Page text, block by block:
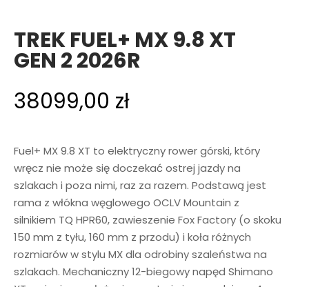
TREK FUEL+ MX 9.8 XT
GEN 2 2026R
38099,00 zł
Fuel+ MX 9.8 XT to elektryczny rower górski, który
wręcz nie może się doczekać ostrej jazdy na
szlakach i poza nimi, raz za razem. Podstawą jest
rama z włókna węglowego OCLV Mountain z
silnikiem TQ HPR60, zawieszenie Fox Factory (o skoku
150 mm z tyłu, 160 mm z przodu) i koła różnych
rozmiarów w stylu MX dla odrobiny szaleństwa na
szlakach. Mechaniczny 12-biegowy napęd Shimano